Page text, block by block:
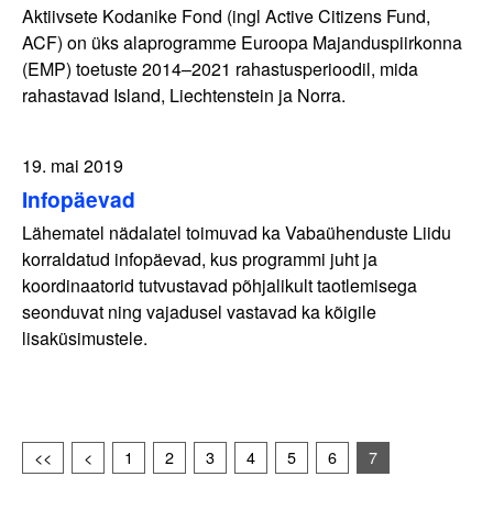
Aktiivsete Kodanike Fond (ingl Active Citizens Fund,
ACF) on üks alaprogramme Euroopa Majanduspiirkonna
(EMP) toetuste 2014–2021 rahastusperioodil, mida
rahastavad Island, Liechtenstein ja Norra.
19. mai 2019
Infopäevad
Lähematel nädalatel toimuvad ka Vabaühenduste Liidu
korraldatud infopäevad, kus programmi juht ja
koordinaatorid tutvustavad põhjalikult taotlemisega
seonduvat ning vajadusel vastavad ka kõigile
lisaküsimustele.
<< < 1 2 3 4 5 6 7